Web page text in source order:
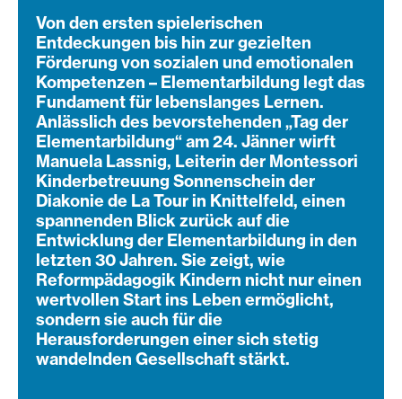
Von den ersten spielerischen
Entdeckungen bis hin zur gezielten
Förderung von sozialen und emotionalen
Kompetenzen – Elementarbildung legt das
Fundament für lebenslanges Lernen.
Anlässlich des bevorstehenden „Tag der
Elementarbildung“ am 24. Jänner wirft
Manuela Lassnig, Leiterin der Montessori
Kinderbetreuung Sonnenschein der
Diakonie de La Tour in Knittelfeld, einen
spannenden Blick zurück auf die
Entwicklung der Elementarbildung in den
letzten 30 Jahren. Sie zeigt, wie
Reformpädagogik Kindern nicht nur einen
wertvollen Start ins Leben ermöglicht,
sondern sie auch für die
Herausforderungen einer sich stetig
wandelnden Gesellschaft stärkt.